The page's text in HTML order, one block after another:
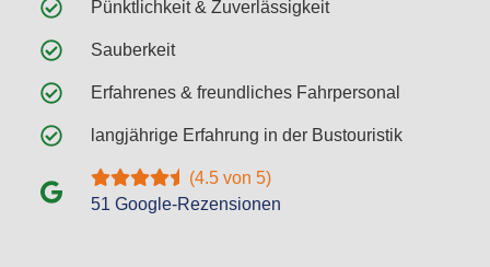
Pünktlichkeit & Zuverlässigkeit
Sauberkeit
Erfahrenes & freundliches Fahrpersonal
langjährige Erfahrung in der Bustouristik
(4.5 von 5)
51 Google-Rezensionen